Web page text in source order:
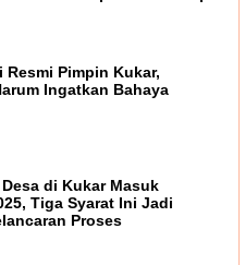
Pasar Pagi Tembus
untuk Menjaga Layanan
Resmi Pimpin Kukar,
Ingatkan Bahaya
Desa di Kukar Masuk
Tiga Syarat Ini Jadi
Proses